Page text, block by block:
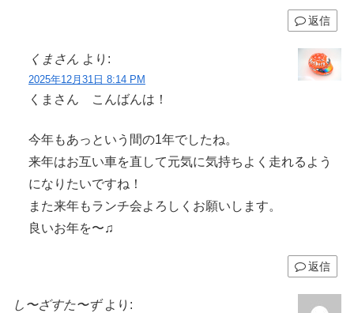
返信
くまさん より:
2025年12月31日 8:14 PM
くまさん こんばんは！
今年もあっという間の1年でしたね。
来年はお互い車を直して元気に気持ちよく走れるよう
になりたいですね！
また来年もランチ会よろしくお願いします。
良いお年を〜♫
返信
し〜ざすた〜ず より: